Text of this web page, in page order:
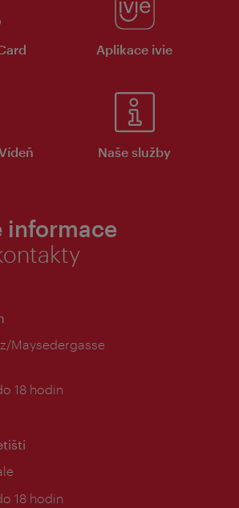
Aplikace ivie
Naše služby
informace
Maysedergasse
18 hodin
18 hodin